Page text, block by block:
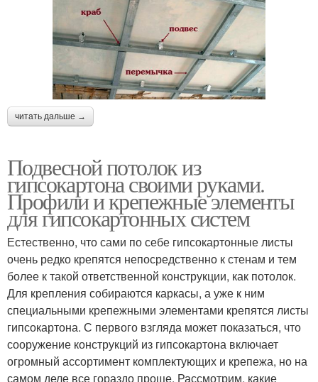
читать дальше →
Подвесной потолок из
гипсокартона своими руками.
Профили и крепежные элементы
для гипсокартонных систем
Естественно, что сами по себе гипсокартонные листы
очень редко крепятся непосредственно к стенам и тем
более к такой ответственной конструкции, как потолок.
Для крепления собираются каркасы, а уже к ним
специальными крепежными элементами крепятся листы
гипсокартона. С первого взгляда может показаться, что
сооружение конструкций из гипсокартона включает
огромный ассортимент комплектующих и крепежа, но на
самом деле все гораздо проще. Рассмотрим, какие